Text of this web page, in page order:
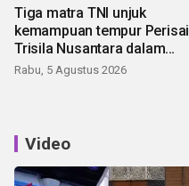
Tiga matra TNI unjuk
kemampuan tempur Perisai
Trisila Nusantara dalam
latihan di Kepri
Rabu, 5 Agustus 2026
Video